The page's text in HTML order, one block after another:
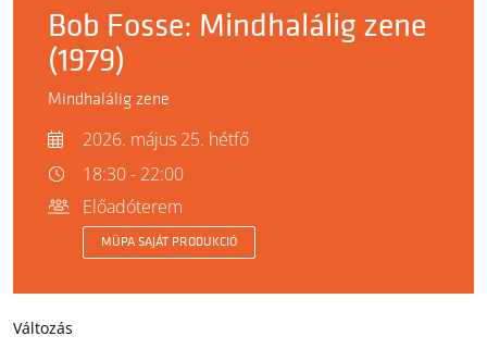
Bob Fosse: Mindhalálig zene
(1979)
Mindhalálig zene
2026. május 25. hétfő
18:30 - 22:00
Előadóterem
MÜPA SAJÁT PRODUKCIÓ
Változás